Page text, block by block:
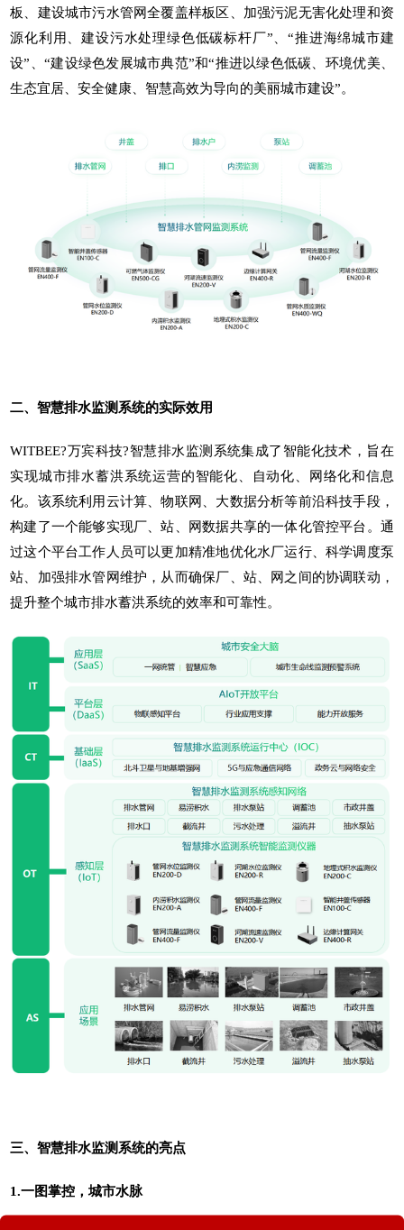
板、建设城市污水管网全覆盖样板区、加强污泥无害化处理和资
源化利用、建设污水处理绿色低碳标杆厂”、“推进海绵城市建
设”、“建设绿色发展城市典范”和“推进以绿色低碳、环境优美、
生态宜居、安全健康、智慧高效为导向的美丽城市建设”。
二、智慧排水监测系统的实际效用
WITBEE?万宾科技?智慧排水监测系统集成了智能化技术，旨在
实现城市排水蓄洪系统运营的智能化、自动化、网络化和信息
化。该系统利用云计算、物联网、大数据分析等前沿科技手段，
构建了一个能够实现厂、站、网数据共享的一体化管控平台。通
过这个平台工作人员可以更加精准地优化水厂运行、科学调度泵
站、加强排水管网维护，从而确保厂、站、网之间的协调联动，
提升整个城市排水蓄洪系统的效率和可靠性。
三、智慧排水监测系统的亮点
1.一图掌控，城市水脉